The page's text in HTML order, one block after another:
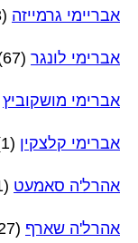
אבריימי גרמייזה (3)
אברימי לונגר (67)
אברימי מושקוביץ
אברימי קלצקין (1)
אהרל'ה סאמעט (61)
אהרל'ה שארף (27)